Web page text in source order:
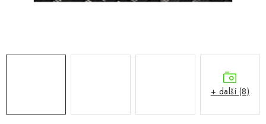
OSTATNÍ
VÝPRODEJ
+ další (8)